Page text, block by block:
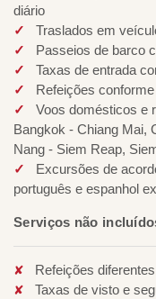
diário
Traslados em
Passeios de barco
Taxas de entrada
Refeições
Voos domésticos e
Bangkok - Chiang Mai,
Nang - Siem Reap,
Excursões de
português e espanhol
Serviços não
Refeições
Taxas de visto e